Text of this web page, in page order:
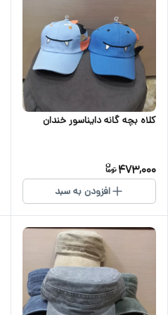
کلاه بچه گانه دایناسور خندان
473,000
افزودن به سبد